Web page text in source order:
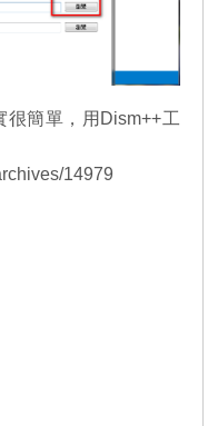
簡單，用Dism++工
14979